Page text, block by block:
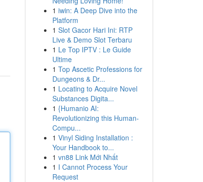
1 iwin: A Deep Dive into the
Platform
1 Slot Gacor Hari Ini: RTP
Live & Demo Slot Terbaru
1 Le Top IPTV : Le Guide
Ultime
1 Top Ascetic Professions for
Dungeons & Dr...
1 Locating to Acquire Novel
Substances Digita...
1 {Humanio AI:
Revolutionizing this Human-
Compu...
1 Vinyl Siding Installation :
Your Handbook to...
1 vn88 Link Mới Nhất
1 I Cannot Process Your
Request